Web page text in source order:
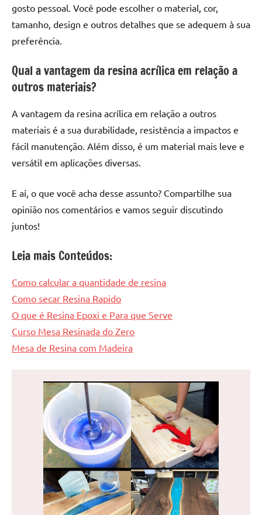
gosto pessoal. Você pode escolher o material, cor,
tamanho, design e outros detalhes que se adequem à sua
preferência.
Qual a vantagem da resina acrílica em relação a
outros materiais?
A vantagem da resina acrílica em relação a outros
materiais é a sua durabilidade, resistência a impactos e
fácil manutenção. Além disso, é um material mais leve e
versátil em aplicações diversas.
E aí, o que você acha desse assunto? Compartilhe sua
opinião nos comentários e vamos seguir discutindo
juntos!
Leia mais Conteúdos:
Como calcular a quantidade de resina
Como secar Resina Rapido
O que é Resina Epoxi e Para que Serve
Curso Mesa Resinada do Zero
Mesa de Resina com Madeira